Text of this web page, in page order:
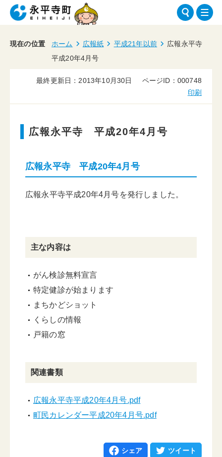
現在の位置 ホーム 広報紙 平成21年以前
広報永平寺
平成20年4月号
最終更新日：2013年10月30日
ページID：000748
印刷
広報永平寺 平成20年4月号
広報永平寺 平成20年4月号
広報永平寺平成20年4月号を発行しました。
主な内容は
がん検診無料宣言
特定健診が始まります
まちかどショット
くらしの情報
戸籍の窓
関連書類
広報永平寺平成20年4月号.pdf
町民カレンダー平成20年4月号.pdf
シェア ツイート